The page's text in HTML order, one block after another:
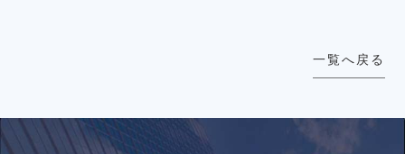
一覧へ戻る